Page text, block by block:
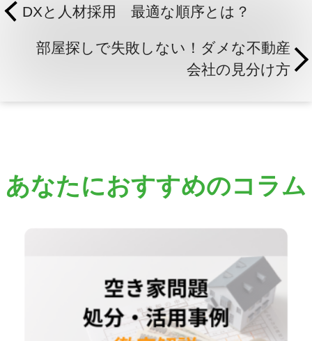
DXと人材採用 最適な順序とは？
部屋探しで失敗しない！ダメな不動産
会社の見分け方
あなたにおすすめのコラム